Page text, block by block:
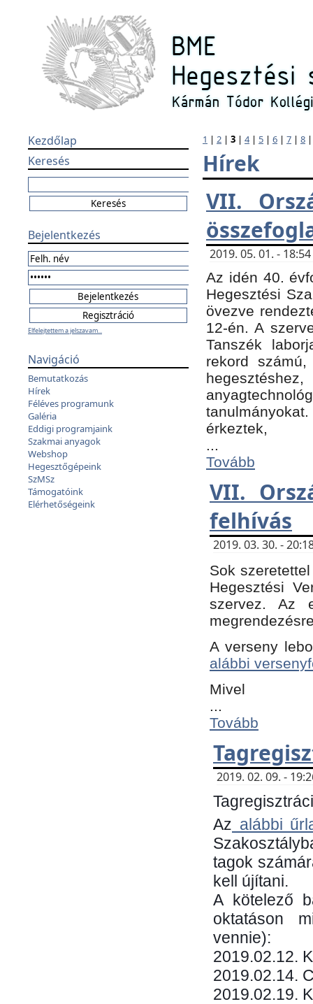
Kezdőlap
Keresés
Bejelentkezés
Elfelejtettem a jelszavam...
Navigáció
Bemutatkozás
Hírek
Féléves programunk
Galéria
Eddigi programjaink
Szakmai anyagok
Webshop
Hegesztőgépeink
SzMSz
Támogatóink
Elérhetőségeink
1 | 2 | 3 | 4| 5 | 6 | 7 | 8
Hírek
VII.
2019. 05. 01. -
Az idén 40.
Hegesztési
övezve
12-én. A
Tanszék
rekord
érkeztek,
...
Tovább
VII.
felhívás
2019. 03. 30. -
Sok
Hegesztési
szervez. Az
A verseny
alábbi
Mivel
...
Tovább
2019. 02. 09. -
Az alábbi
tagok
kell újítani.
​A kötelező
oktatáson
vennie):
​2019.02.12.
2019.02.14.
2019.02.19.